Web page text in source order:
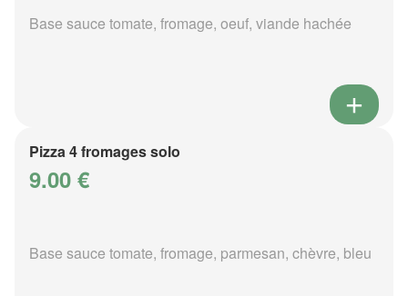
Base sauce tomate, fromage, oeuf, viande hachée
Pizza 4 fromages solo
9.00 €
Base sauce tomate, fromage, parmesan, chèvre, bleu